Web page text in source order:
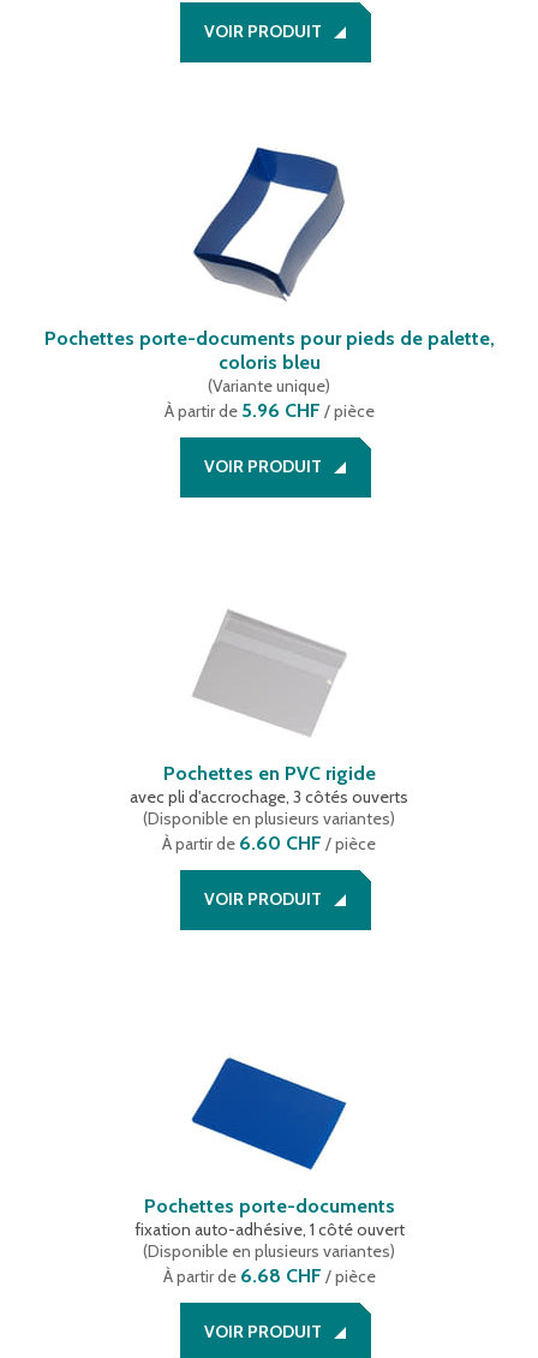
VOIR PRODUIT
Pochettes porte-documents pour pieds de palette,
coloris bleu
(Variante unique)
À partir de 5.96 CHF / pièce
VOIR PRODUIT
Pochettes en PVC rigide
avec pli d'accrochage, 3 côtés ouverts
(Disponible en plusieurs variantes)
À partir de 6.60 CHF / pièce
VOIR PRODUIT
Pochettes porte-documents
fixation auto-adhésive, 1 côté ouvert
(Disponible en plusieurs variantes)
À partir de 6.68 CHF / pièce
VOIR PRODUIT